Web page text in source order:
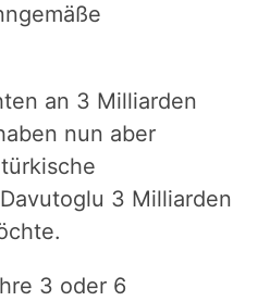
an 3 Milliarden
nun aber
3 Milliarden
3 oder 6